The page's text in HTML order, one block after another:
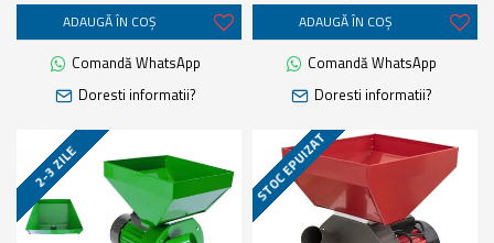
ADAUGĂ ÎN COŞ
Comandă WhatsApp
Doresti informatii?
ADAUGĂ ÎN COŞ
Comandă WhatsApp
Doresti informatii?
2-3 ZILE STOC EPUIZAT